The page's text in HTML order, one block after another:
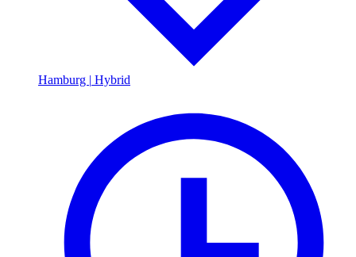
Hamburg | Hybrid